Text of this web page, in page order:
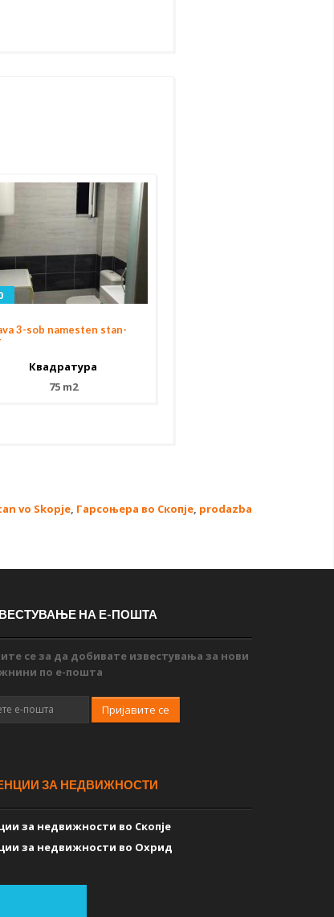
3-sob namesten stan-
Квадратура
75 m2
vo Skopje, Гарсоњера во Скопје, prodazba
НА Е-ПОШТА
се за да добивате известувања за нови
по е-пошта
Пријавите се
ЗА НЕДВИЖНОСТИ
за недвижности во Скопје
за недвижности во Охрид